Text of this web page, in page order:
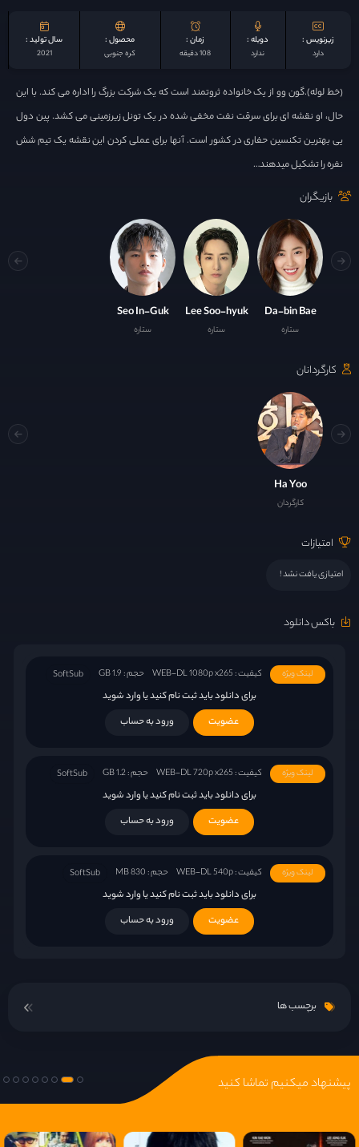
زیرنویس :
دارد
دوبله :
ندارد
زمان :
108 دقیقه
محصول :
کره جنوبی
سال تولید :
2021
(خط لوله).گون وو از یک خانواده ثروتمند است که یک شرکت بزرگ را اداره می کند. با این
حال، او نقشه ای برای سرقت نفت مخفی شده در یک تونل زیرزمینی می کشد. پین دول
یی بهترین تکنسین حفاری در کشور است. آنها برای عملی کردن این نقشه یک تیم شش
نفره را تشکیل میدهند…
بازیگران
Da-bin Bae
ستاره
Lee Soo-hyuk
ستاره
Seo In-Guk
ستاره
کارگردانان
Ha Yoo
کارگردان
امتیازات
امتیازی یافت نشد !
باکس دانلود
لینک ویژه کیفیت : WEB-DL 1080p x265 حجم : 1.9 GB SoftSub
برای دانلود باید ثبت نام کنید یا وارد شوید
عضویت
ورود به حساب
لینک ویژه کیفیت : WEB-DL 720p x265 حجم : 1.2 GB SoftSub
برای دانلود باید ثبت نام کنید یا وارد شوید
عضویت
ورود به حساب
لینک ویژه کیفیت : WEB-DL 540p حجم : 830 MB SoftSub
برای دانلود باید ثبت نام کنید یا وارد شوید
عضویت
ورود به حساب
برچسب ها
پیشنهاد میکنیم تماشا کنید